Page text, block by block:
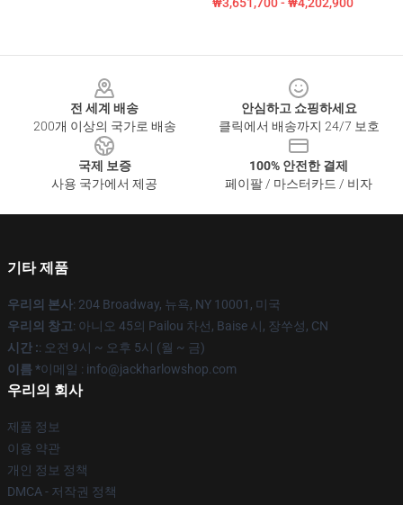
전 세계 배송
200개 이상의 국가로 배송
안심하고 쇼핑하세요
클릭에서 배송까지 24/7 보호
국제 보증
사용 국가에서 제공
100% 안전한 결제
페이팔 / 마스터카드 / 비자
기타 제품
우리의 본사: 204 Broadway, 뉴욕, NY 10001, 미국
우리의 창고: 아니오 45의 Pailou 차선, Baise 시, 장쑤성, CN
시간 :: 오전 9시 ~ 오후 5시 (월 ~ 금)
이름 *이메일 : info@jackharlowshop.com
우리의 회사
제품 정보
이용 약관
개인 정보 정책
DMCA - 저작권 정책